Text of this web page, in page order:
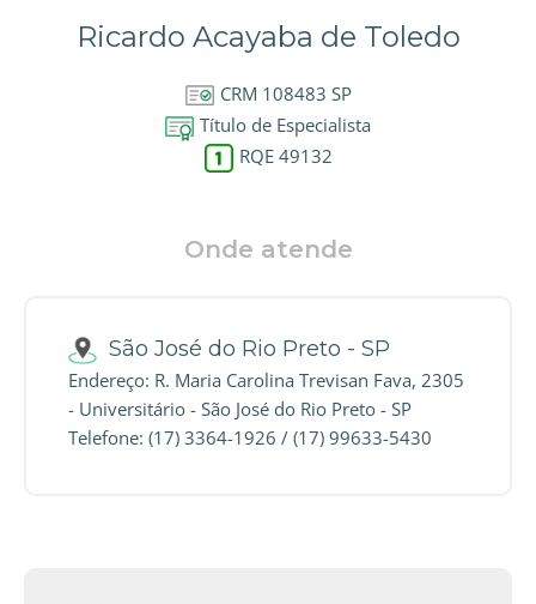
Ricardo Acayaba de Toledo
CRM 108483 SP
Título de Especialista
RQE 49132
Onde atende
São José do Rio Preto - SP
Endereço: R. Maria Carolina Trevisan Fava, 2305
- Universitário - São José do Rio Preto - SP
Telefone: (17) 3364-1926 / (17) 99633-5430